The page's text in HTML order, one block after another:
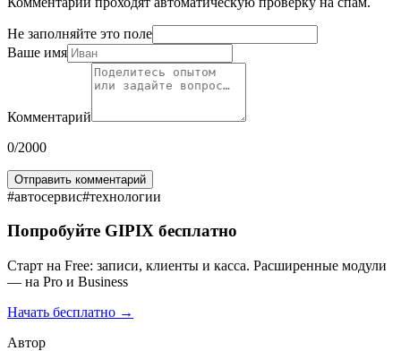
Не заполняйте это поле
Ваше имя
Комментарий
0/2000
Отправить комментарий
#автосервис#технологии
Попробуйте GIPIX бесплатно
Старт на Free: записи, клиенты и касса. Расширенные модули
— на Pro и Business
Начать бесплатно →
Автор